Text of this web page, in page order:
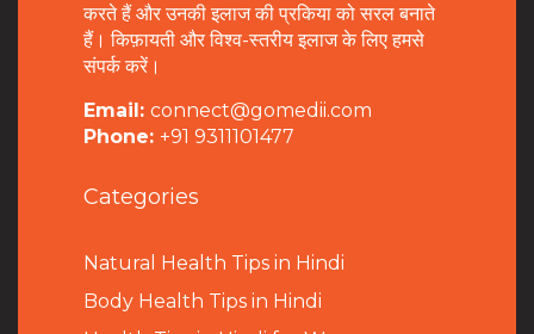
करते हैं और उनकी इलाज की प्रकिया को सरल बनाते
हैं। किफ़ायती और विश्व-स्तरीय इलाज के लिए हमसे
संपर्क करें।
Email: connect@gomedii.com
Phone: +91 9311101477
Categories
Natural Health Tips in Hindi
Body Health Tips in Hindi